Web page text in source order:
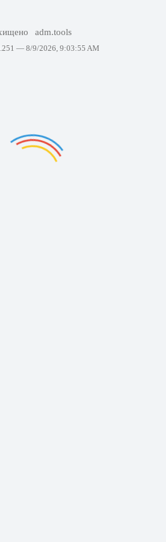
adm.tools
— 8/9/2026, 9:03:55 AM